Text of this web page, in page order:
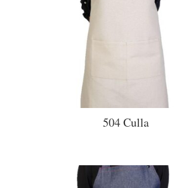
504 Culla